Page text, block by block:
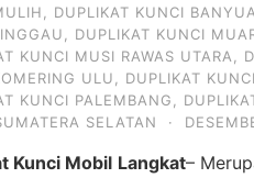
DUPLIKAT KUNCI
DUPLIKAT KUNCI
KUNCI MUSI RAWAS UTARA
ULU
DUPLIKAT
KUNCI PALEMBANG
SELATAN
·
Kunci Mobil Langkat–